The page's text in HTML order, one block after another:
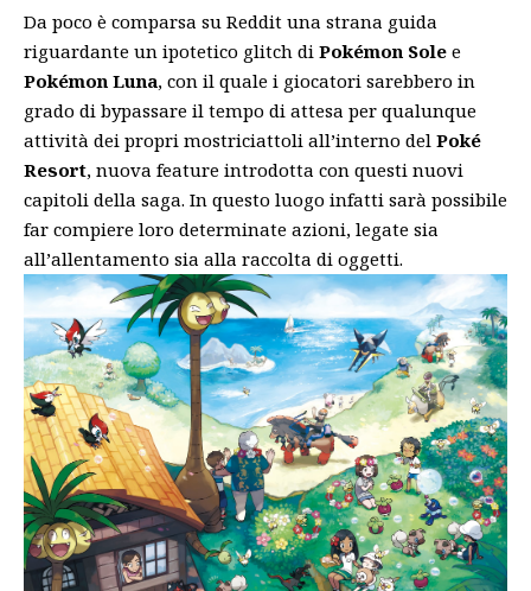
Da poco è comparsa su Reddit una strana guida
riguardante un ipotetico glitch di Pokémon Sole e
Pokémon Luna, con il quale i giocatori sarebbero in
grado di bypassare il tempo di attesa per qualunque
attività dei propri mostriciattoli all’interno del Poké
Resort, nuova feature introdotta con questi nuovi
capitoli della saga. In questo luogo infatti sarà possibile
far compiere loro determinate azioni, legate sia
all’allentamento sia alla raccolta di oggetti.